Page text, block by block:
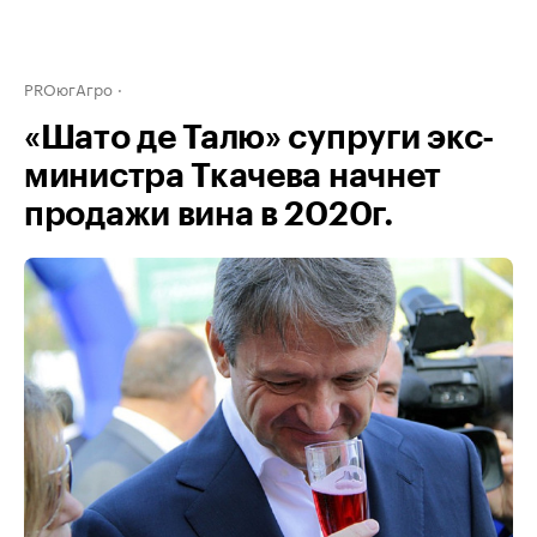
PROюгАгро
«Шато де Талю» супруги экс-
министра Ткачева начнет
продажи вина в 2020г.